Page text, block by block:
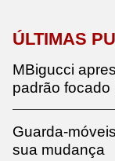
ÚLTIMAS
MBigucci
padrão
Guarda-
sua mudança